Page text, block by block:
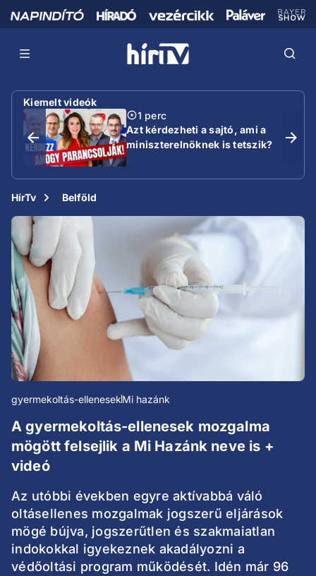
Kiemelt videók
1 perc
Azt kérdezheti a sajtó, ami a
miniszterelnöknek is tetszik?
HírTv Belföld
gyermekoltás-ellenesekMi hazánk
A gyermekoltás-ellenesek mozgalma
mögött felsejlik a Mi Hazánk neve is +
videó
Az utóbbi években egyre aktívabbá váló
oltásellenes mozgalmak jogszerű eljárások
mögé bújva, jogszerűtlen és szakmaiatlan
indokokkal igyekeznek akadályozni a
védőoltási program működését. Idén már 96